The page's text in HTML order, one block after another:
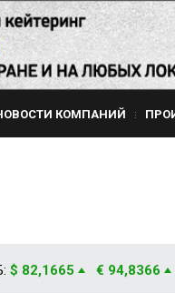
КОМПАНИЙ
$ 82,1665 € 94,8366